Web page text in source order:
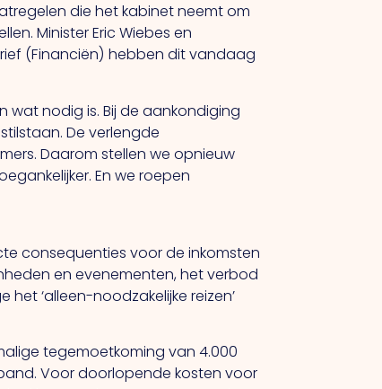
die het kabinet neemt om
Minister Eric Wiebes en
(Financiën) hebben dit vandaag
wat nodig is. Bij de aankondiging
De verlengde
Daarom stellen we opnieuw
En we roepen
consequenties voor de inkomsten
en evenementen, het verbod
‘alleen-noodzakelijke reizen’
tegemoetkoming van 4.000
Voor doorlopende kosten voor